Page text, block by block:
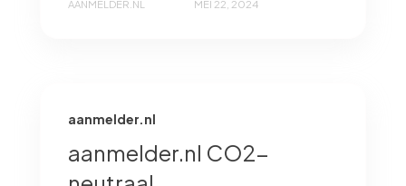
AANMELDER.NL MEI 22, 2024
aanmelder.nl
aanmelder.nl CO2-